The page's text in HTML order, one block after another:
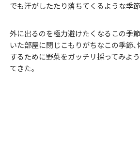
でも汗がしたたり落ちてくるような季
外に出るのを極力避けたくなるこの季
いた部屋に閉じこもりがちなこの季節､
するために野菜をガッチリ採ってみよ
てきた｡